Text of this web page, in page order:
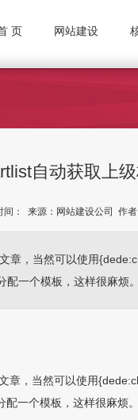
页 网站建设
自动获取上
间： 来源：网站建设公司 作
章，当然可以使用
一个模板，这样很麻烦。
，当然可以使用
一个模板，这样很麻烦